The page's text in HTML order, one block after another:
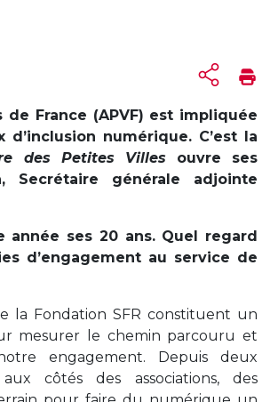
de France (APVF) est impliquée
numérique. C’est la
des Petites Villes ouvre ses
Secrétaire générale adjointe
année ses 20 ans. Quel regard
d’engagement au service de
la Fondation SFR constituent un
mesurer le chemin parcouru et
engagement. Depuis deux
côtés des associations, des